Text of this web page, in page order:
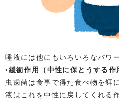
唾液には他にもいろいろなパワ
◦緩衝作用（中性に保とうする作
虫歯菌は食事で得た食べ物を餌
液はこれを中性に戻してくれる